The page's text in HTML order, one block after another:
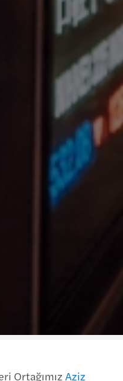
OrtağımızAziz